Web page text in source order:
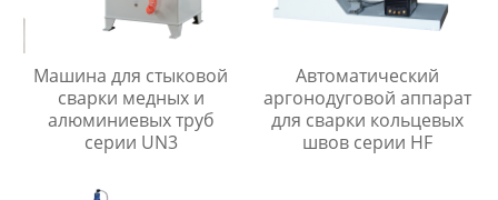
Машина для стыковой
сварки медных и
алюминиевых труб
серии UN3
Автоматический
аргонодуговой аппарат
для сварки кольцевых
швов серии HF